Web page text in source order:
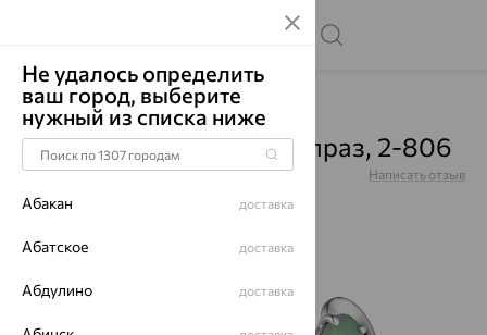
Главная Каталог Серьги Хризопраз
Серьги, серебро, хризопраз, 2-806
Артикул:2-806 Написать отзыв
Не удалось определить
ваш город, выберите
нужный из списка ниже
Абакан доставка
Абатское доставка
Абдулино доставка